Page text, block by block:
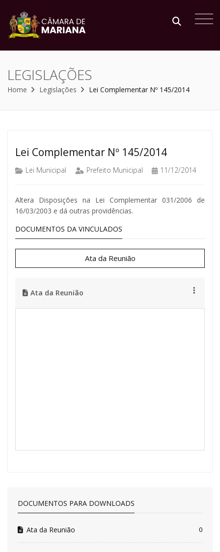
LEGISLAÇÕES
Home Legislações Lei Complementar Nº 145/2014
Lei Complementar Nº 145/2014
Lei Municipal Prefeito Municipal 11/12/2014
Altera Disposições na Lei Complementar 031/2006 de
16/03/2003 e dá outras providências.
DOCUMENTOS DA VINCULADOS
Ata da Reunião
Ata da Reunião
DOCUMENTOS PARA DOWNLOADS
Ata da Reunião 0